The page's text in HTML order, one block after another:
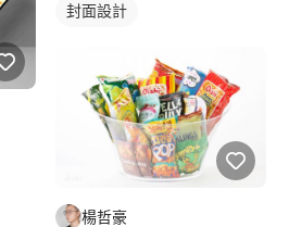
封面設計
楊哲豪